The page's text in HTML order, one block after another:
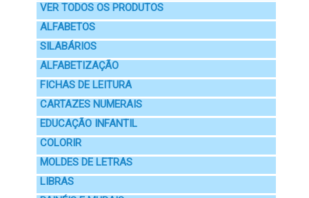
VER TODOS OS PRODUTOS
ALFABETOS
SILABÁRIOS
ALFABETIZAÇÃO
FICHAS DE LEITURA
CARTAZES NUMERAIS
EDUCAÇÃO INFANTIL
COLORIR
MOLDES DE LETRAS
LIBRAS